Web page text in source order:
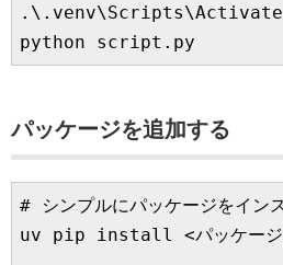
パッケージを追加する
# シンプルにパッケージをイン
uv pip install <パッケージ